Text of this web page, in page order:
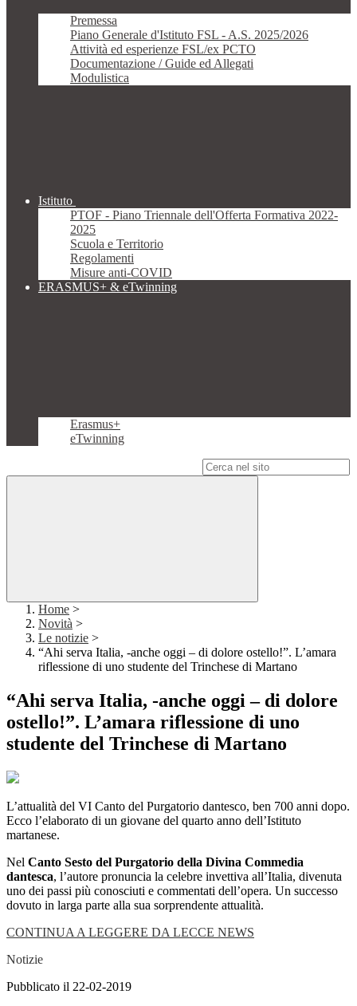
Premessa
Piano Generale d'Istituto FSL - A.S. 2025/2026
Attività ed esperienze FSL/ex PCTO
Documentazione / Guide ed Allegati
Modulistica
Istituto
PTOF - Piano Triennale dell'Offerta Formativa 2022-
2025
Scuola e Territorio
Regolamenti
Misure anti-COVID
ERASMUS+ & eTwinning
Erasmus+
eTwinning
Home >
Novità >
Le notizie >
“Ahi serva Italia, -anche oggi – di dolore ostello!”. L’amara
riflessione di uno studente del Trinchese di Martano
“Ahi serva Italia, -anche oggi – di dolore
ostello!”. L’amara riflessione di uno
studente del Trinchese di Martano
L’attualità del VI Canto del Purgatorio dantesco, ben 700 anni dopo.
Ecco l’elaborato di un giovane del quarto anno dell’Istituto
martanese.
Nel Canto Sesto del Purgatorio della Divina Commedia
dantesca, l’autore pronuncia la celebre invettiva all’Italia, divenuta
uno dei passi più conosciuti e commentati dell’opera. Un successo
dovuto in larga parte alla sua sorprendente attualità.
CONTINUA A LEGGERE DA LECCE NEWS
Notizie
Pubblicato il 22-02-2019